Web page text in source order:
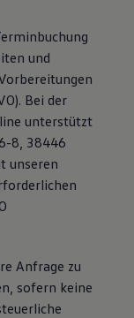
und
Bei der
unterstützt
8, 38446
unseren
Anfrage zu
sofern keine